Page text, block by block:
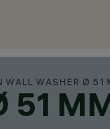
WALL WASHER Ø 51